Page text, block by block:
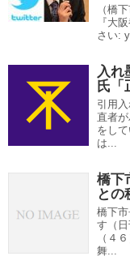
（橋
『大
さい:
入れ
氏「
引用
直者
をし
は...
橋下
との
橋下
す（
（４
舞...